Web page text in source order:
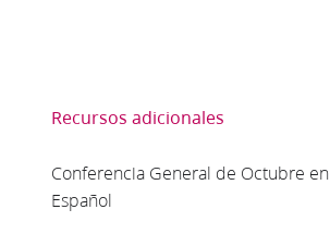
Recursos adicionales
Conferencia General de Octubre en
Español